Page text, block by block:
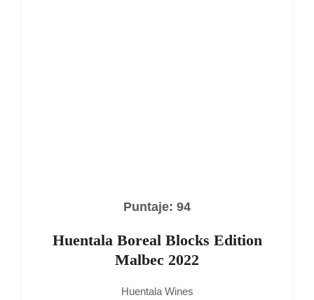
Puntaje: 94
Huentala Boreal Blocks Edition
Malbec 2022
Huentala Wines